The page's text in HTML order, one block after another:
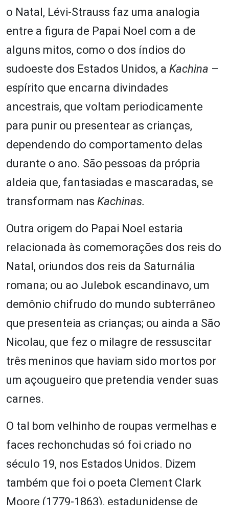
o Natal, Lévi-Strauss faz uma analogia
entre a figura de Papai Noel com a de
alguns mitos, como o dos índios do
sudoeste dos Estados Unidos, a Kachina –
espírito que encarna divindades
ancestrais, que voltam periodicamente
para punir ou presentear as crianças,
dependendo do comportamento delas
durante o ano. São pessoas da própria
aldeia que, fantasiadas e mascaradas, se
transformam nas Kachinas.
Outra origem do Papai Noel estaria
relacionada às comemorações dos reis do
Natal, oriundos dos reis da Saturnália
romana; ou ao Julebok escandinavo, um
demônio chifrudo do mundo subterrâneo
que presenteia as crianças; ou ainda a São
Nicolau, que fez o milagre de ressuscitar
três meninos que haviam sido mortos por
um açougueiro que pretendia vender suas
carnes.
O tal bom velhinho de roupas vermelhas e
faces rechonchudas só foi criado no
século 19, nos Estados Unidos. Dizem
também que foi o poeta Clement Clark
Moore (1779-1863), estadunidense de